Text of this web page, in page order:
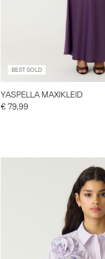
BEST SOLD
YASPELLA MAXIKLEID
€ 79,99